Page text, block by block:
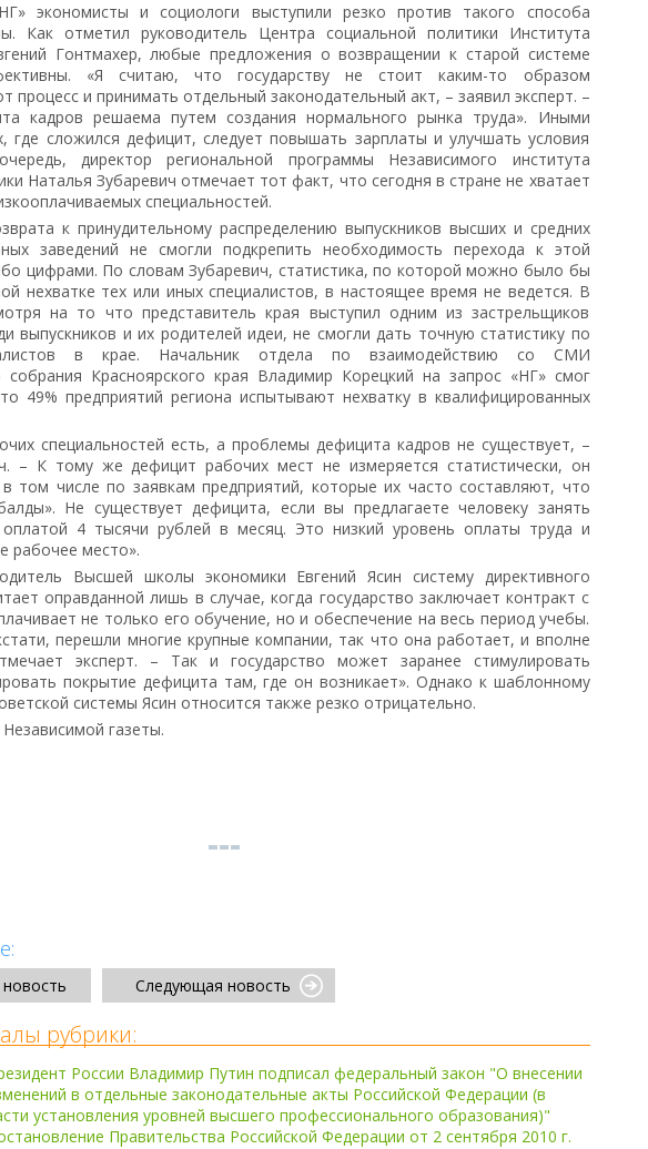
экономисты и социологи выступили резко против такого способа
Как отметил руководитель Центра социальной политики Института
Гонтмахер, любые предложения о возвращении к старой системе
«Я считаю, что государству не стоит каким-то образом
процесс и принимать отдельный законодательный акт, – заявил эксперт. –
кадров решаема путем создания нормального рынка труда». Иными
где сложился дефицит, следует повышать зарплаты и улучшать условия
директор региональной программы Независимого института
Наталья Зубаревич отмечает тот факт, что сегодня в стране не хватает
специальностей.
к принудительному распределению выпускников высших и средних
заведений не смогли подкрепить необходимость перехода к этой
цифрами. По словам Зубаревич, статистика, по которой можно было бы
нехватке тех или иных специалистов, в настоящее время не ведется. В
на то что представитель края выступил одним из застрельщиков
выпускников и их родителей идеи, не смогли дать точную статистику по
в крае. Начальник отдела по взаимодействию со СМИ
собрания Красноярского края Владимир Корецкий на запрос «НГ» смог
49% предприятий региона испытывают нехватку в квалифицированных
специальностей есть, а проблемы дефицита кадров не существует, –
– К тому же дефицит рабочих мест не измеряется статистически, он
том числе по заявкам предприятий, которые их часто составляют, что
Не существует дефицита, если вы предлагаете человеку занять
4 тысячи рублей в месяц. Это низкий уровень оплаты труда и
рабочее место».
Высшей школы экономики Евгений Ясин систему директивного
оправданной лишь в случае, когда государство заключает контракт с
не только его обучение, но и обеспечение на весь период учебы.
перешли многие крупные компании, так что она работает, и вполне
эксперт. – Так и государство может заранее стимулировать
покрытие дефицита там, где он возникает». Однако к шаблонному
системы Ясин относится также резко отрицательно.
газеты.
Следующая новость
рубрики:
России Владимир Путин подписал федеральный закон "О внесении
в отдельные законодательные акты Российской Федерации (в
установления уровней высшего профессионального образования)"
Правительства Российской Федерации от 2 сентября 2010 г.